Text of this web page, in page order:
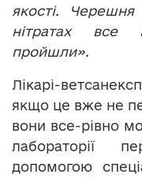
якості.
нітратах все
пройшли».
Лікарі-
якщо це вже не
вони все-рівно
лабораторії
допомогою